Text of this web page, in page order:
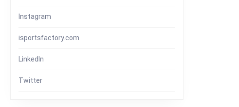
Instagram
isportsfactory.com
LinkedIn
Twitter